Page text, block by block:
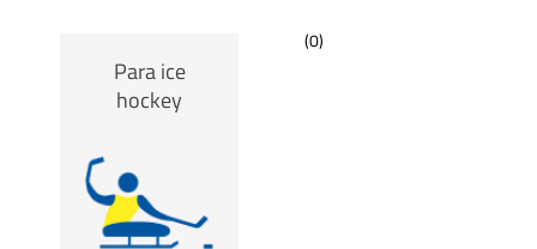
Para ice
hockey
(0)